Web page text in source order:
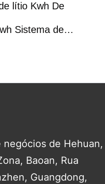
| Sistema de
de energia
lítio Kwh De
Sistema de
de Hehuan,
Baoan, Rua
Guangdong,